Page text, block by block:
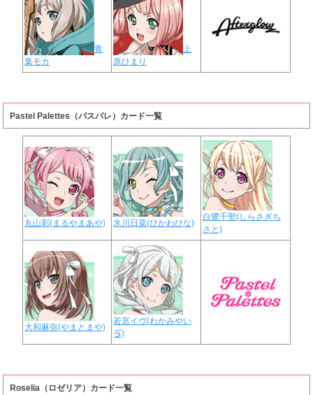
青
葉モカ
上
原ひまり
Pastel Palettes（パスパレ）カード一覧
丸山彩(まるやまあや) 氷川日菜(ひかわひな)
白鷺千聖(しらさぎち
さと)
大和麻弥(やまとまや)
若宮イヴ(わかみやい
ゔ)
Roselia（ロゼリア）カード一覧